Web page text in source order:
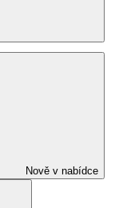
Nově v nabídce